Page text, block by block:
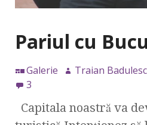
Pariul cu
Galerie Traian
3
Capitala noastră va